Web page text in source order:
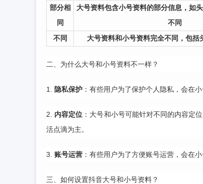
部分相
同
大号资料包含小号资料的部分信息，如
不同
不同 大号资料和小号资料完全不同，包括
二、为什么大号和小号资料不一样？
1. 隐私保护 ：有些用户为了保护个人隐私，会在
2. 内容定位 ：大号和小号可能针对不同的内容定
活点滴为主。
3. 账号运营 ：有些用户为了方便账号运营，会在
三、如何设置抖音大号和小号资料？